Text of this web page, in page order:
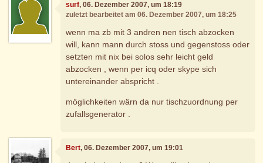
surf, 06. Dezember 2007, um 18:19
zuletzt bearbeitet am 06. Dezember 2007, um 18:25
wenn ma zb mit 3 andren nen tisch abzocken
will, kann mann durch stoss und gegenstoss oder
setzten mit nix bei solos sehr leicht geld
abzocken , wenn per icq oder skype sich
untereinander abspricht .
möglichkeiten wärn da nur tischzuordnung per
zufallsgenerator .
Bert, 06. Dezember 2007, um 19:01